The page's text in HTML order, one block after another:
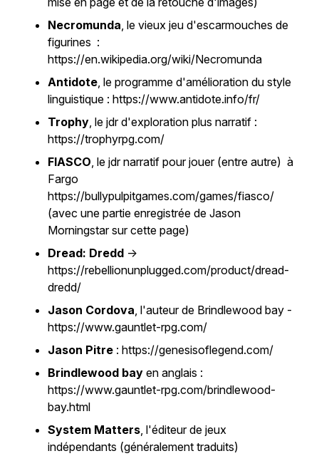
Necromunda, le vieux jeu d'escarmouches de
figurines :
https://en.wikipedia.org/wiki/Necromunda
Antidote, le programme d'amélioration du style
linguistique : https://www.antidote.info/fr/
Trophy, le jdr d'exploration plus narratif :
https://trophyrpg.com/
FIASCO, le jdr narratif pour jouer (entre autre) à
Fargo
https://bullypulpitgames.com/games/fiasco/
(avec une partie enregistrée de Jason
Morningstar sur cette page)
Dread: Dredd ->
https://rebellionunplugged.com/product/dread-
dredd/
Jason Cordova, l'auteur de Brindlewood bay -
https://www.gauntlet-rpg.com/
Jason Pitre : https://genesisoflegend.com/
Brindlewood bay en anglais :
https://www.gauntlet-rpg.com/brindlewood-
bay.html
System Matters, l'éditeur de jeux
indépendants (généralement traduits)